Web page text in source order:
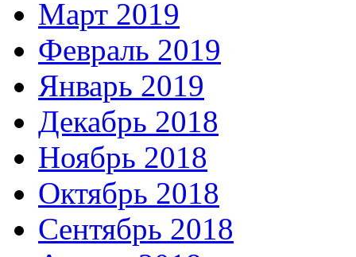
Март 2019
Февраль 2019
Январь 2019
Декабрь 2018
Ноябрь 2018
Октябрь 2018
Сентябрь 2018